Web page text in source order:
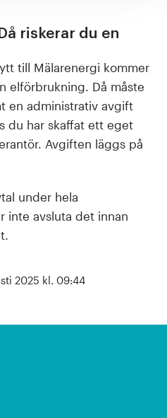
riskerar du en
till Mälarenergi kommer
elförbrukning. Då måste
en administrativ avgift
du har skaffat ett eget
Avgiften läggs på
under hela
inte avsluta det innan
2025 kl. 09:44